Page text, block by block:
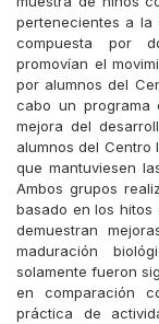
pertenecientes a la
compuesta por
promovían el
por alumnos del
cabo un programa
mejora del
alumnos del Centro
que mantuviesen
Ambos grupos
basado en los hitos
demuestran
maduración
solamente fueron
en comparación
práctica de